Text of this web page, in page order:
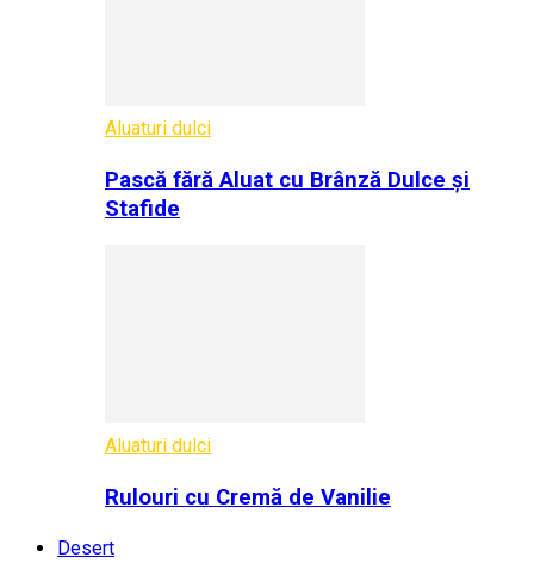
Aluaturi dulci
Pască fără Aluat cu Brânză Dulce și
Stafide
Aluaturi dulci
Rulouri cu Cremă de Vanilie
Desert